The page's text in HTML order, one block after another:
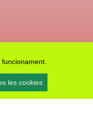
les cookies